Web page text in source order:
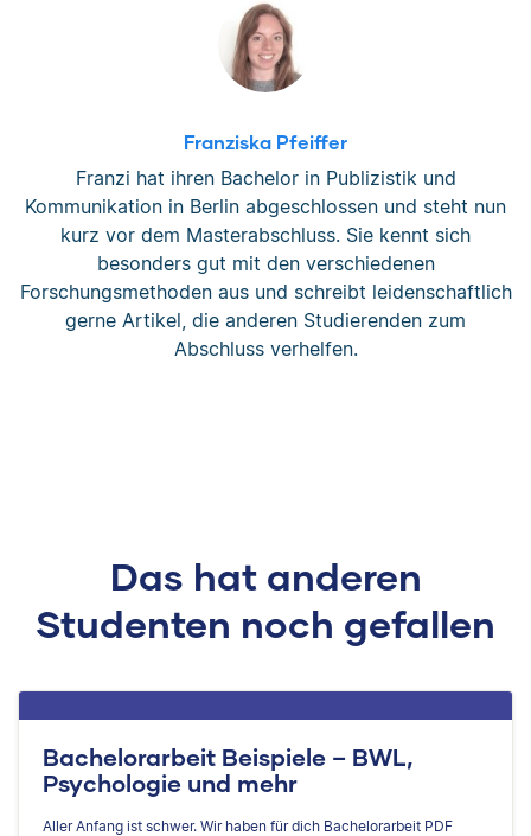
Franziska Pfeiffer
Franzi hat ihren Bachelor in Publizistik und
Kommunikation in Berlin abgeschlossen und steht nun
kurz vor dem Masterabschluss. Sie kennt sich
besonders gut mit den verschiedenen
Forschungsmethoden aus und schreibt leidenschaftlich
gerne Artikel, die anderen Studierenden zum
Abschluss verhelfen.
Das hat anderen
Studenten noch gefallen
Bachelorarbeit Beispiele – BWL,
Psychologie und mehr
Aller Anfang ist schwer. Wir haben für dich Bachelorarbeit PDF